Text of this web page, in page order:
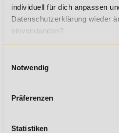
individuell für dich anpassen
Datenschutzerklärung wieder
einverstanden?
Notwendig
Präferenzen
Statistiken
Aus- und
Fitness
Der Einstieg als
Fitnesstrainer B-